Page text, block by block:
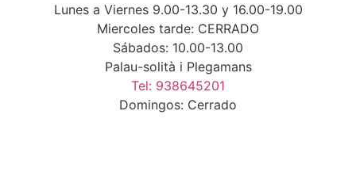
Lunes a Viernes 9.00-13.30 y 16.00-19.00
Miercoles tarde: CERRADO
Sábados: 10.00-13.00
Palau-solità i Plegamans
Tel: 938645201
Domingos: Cerrado